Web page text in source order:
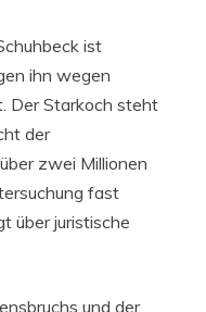
ist
ihn wegen
Der Starkoch steht
der
zwei Millionen
fast
über juristische
und der